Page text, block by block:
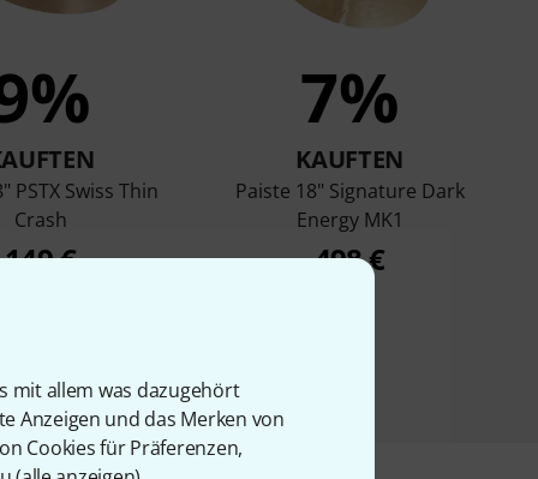
mit allem was dazugehört
Anzeigen und das Merken von
Cookies für Präferenzen,
PSTX Swiss Thin
Crash
149 €
7%
KAUFTEN
Paiste 18" Signature Dark
Energy MK1
498 €